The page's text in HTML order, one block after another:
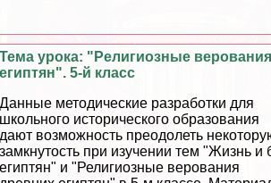
Тема урока: "Религиозные
египтян". 5-й класс
Данные методические разработки для
школьного исторического образования
дают возможность преодолеть
замкнутость при изучении тем "Жизнь и
египтян" и "Религиозные верования